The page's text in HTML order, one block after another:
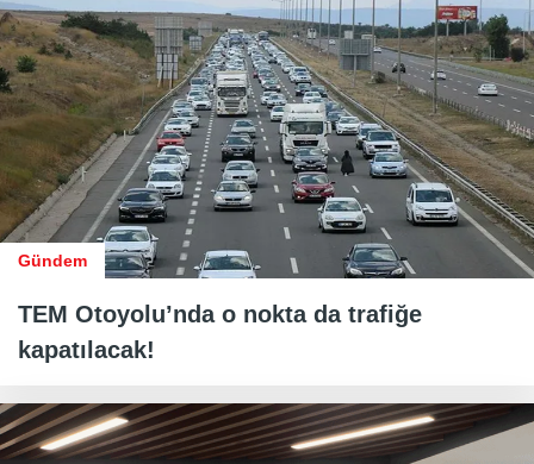
Gündem
TEM Otoyolu’nda o nokta da trafiğe
kapatılacak!